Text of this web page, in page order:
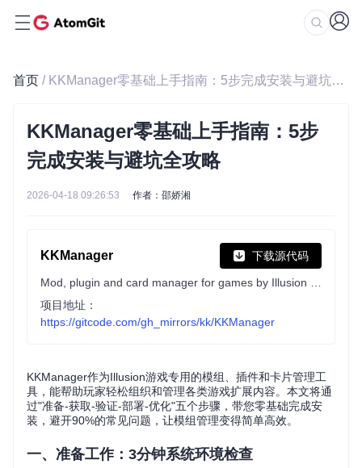
首页 / KKManager零基础上手指南：5步完成安装与避坑全攻略
KKManager零基础上手指南：5步
完成安装与避坑全攻略
2026-04-18 09:26:53 作者：邵娇湘
KKManager 下载源代码
项目地址：
https://gitcode.com/gh_mirrors/kk/KKManager
KKManager作为Illusion游戏专用的模组、插件和卡片管理工
具，能帮助玩家轻松组织和管理各类游戏扩展内容。本文将通
过"准备-获取-验证-部署-优化"五个步骤，带您零基础完成安
装，避开90%的常见问题，让模组管理变得简单高效。
一、准备工作：3分钟系统环境检查